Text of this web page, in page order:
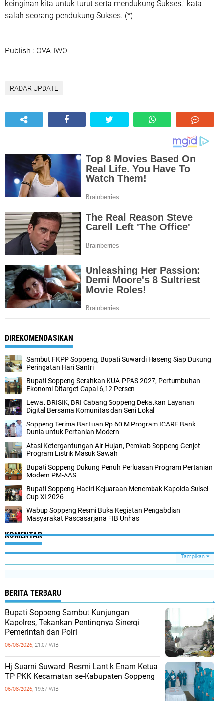
keinginan kita untuk turut serta mendukung Sukses," kata
salah seorang pendukung Sukses. (*)
Publish : OVA-IWO
RADAR UPDATE
DIREKOMENDASIKAN
Sambut FKPP Soppeng, Bupati Suwardi Haseng Siap Dukung
Peringatan Hari Santri
Bupati Soppeng Serahkan KUA-PPAS 2027, Pertumbuhan
Ekonomi Ditarget Capai 6,12 Persen
Lewat BRISIK, BRI Cabang Soppeng Dekatkan Layanan
Digital Bersama Komunitas dan Seni Lokal
Soppeng Terima Bantuan Rp 60 M Program ICARE Bank
Dunia untuk Pertanian Modern
Atasi Ketergantungan Air Hujan, Pemkab Soppeng Genjot
Program Listrik Masuk Sawah
Bupati Soppeng Dukung Penuh Perluasan Program Pertanian
Modern PM-AAS
Bupati Soppeng Hadiri Kejuaraan Menembak Kapolda Sulsel
Cup XI 2026
Wabup Soppeng Resmi Buka Kegiatan Pengabdian
Masyarakat Pascasarjana FIB Unhas
KOMENTAR
Tampilkan
BERITA TERBARU
Bupati Soppeng Sambut Kunjungan
Kapolres, Tekankan Pentingnya Sinergi
Pemerintah dan Polri
06/08/2026, 21:07 WIB
Hj Suarni Suwardi Resmi Lantik Enam Ketua
TP PKK Kecamatan se-Kabupaten Soppeng
06/08/2026, 19:57 WIB